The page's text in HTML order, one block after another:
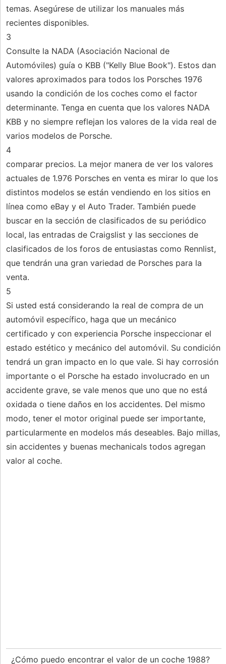
temas. Asegúrese de utilizar los manuales más
recientes disponibles.
3
Consulte la NADA (Asociación Nacional de
Automóviles) guía o KBB ("Kelly Blue Book"). Estos dan
valores aproximados para todos los Porsches 1976
usando la condición de los coches como el factor
determinante. Tenga en cuenta que los valores NADA
KBB y no siempre reflejan los valores de la vida real de
varios modelos de Porsche.
4
comparar precios. La mejor manera de ver los valores
actuales de 1.976 Porsches en venta es mirar lo que los
distintos modelos se están vendiendo en los sitios en
línea como eBay y el Auto Trader. También puede
buscar en la sección de clasificados de su periódico
local, las entradas de Craigslist y las secciones de
clasificados de los foros de entusiastas como Rennlist,
que tendrán una gran variedad de Porsches para la
venta.
5
Si usted está considerando la real de compra de un
automóvil específico, haga que un mecánico
certificado y con experiencia Porsche inspeccionar el
estado estético y mecánico del automóvil. Su condición
tendrá un gran impacto en lo que vale. Si hay corrosión
importante o el Porsche ha estado involucrado en un
accidente grave, se vale menos que uno que no está
oxidada o tiene daños en los accidentes. Del mismo
modo, tener el motor original puede ser importante,
particularmente en modelos más deseables. Bajo millas,
sin accidentes y buenas mechanicals todos agregan
valor al coche.
¿Cómo puedo encontrar el valor de un coche 1988?